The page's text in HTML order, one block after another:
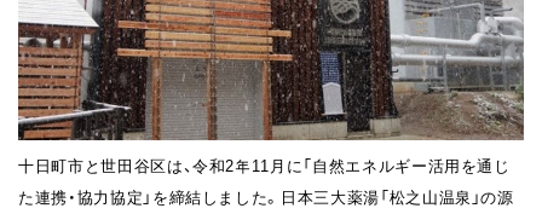
⼗⽇町市と世⽥⾕区は、令和2年11⽉に「⾃然エネルギー活⽤を通じ
た連携・協⼒協定」を締結しました。⽇本三⼤薬湯「松之⼭温泉」の源